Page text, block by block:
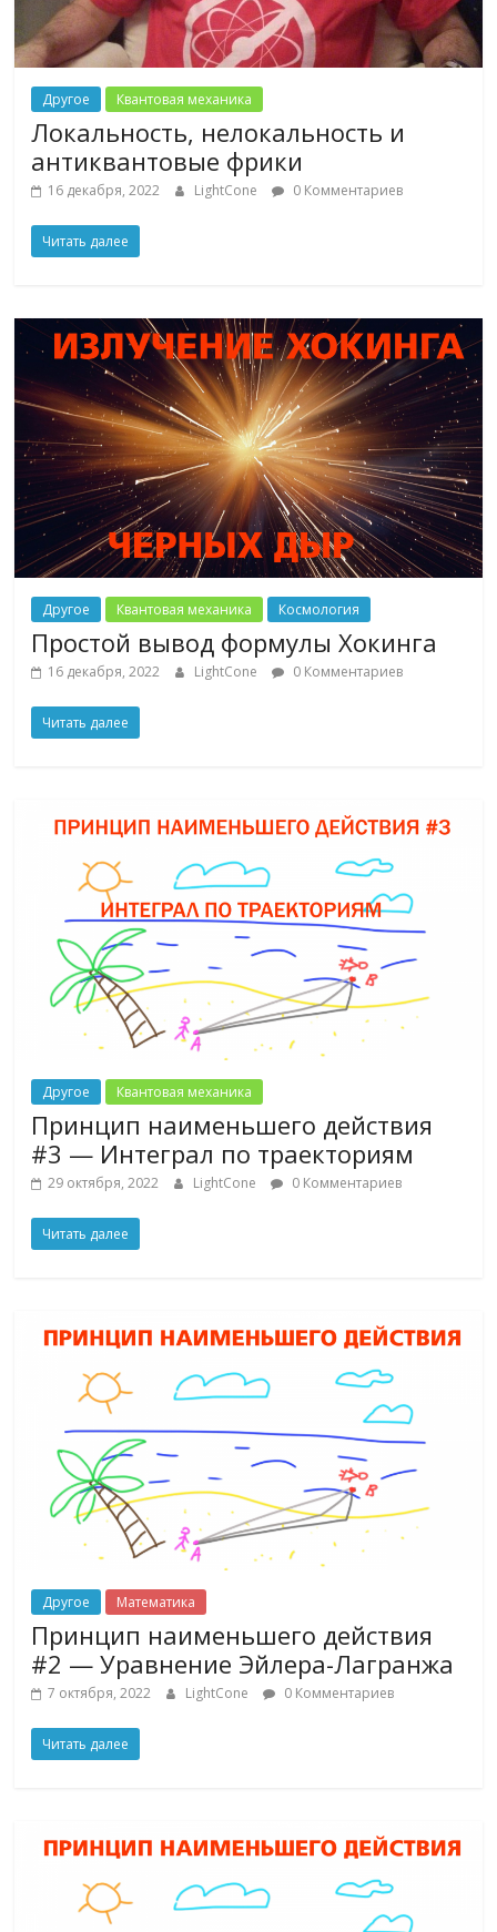
Другое Квантовая механика
Локальность, нелокальность и
антиквантовые фрики
16 декабря, 2022 LightCone 0 Комментариев
Читать далее
Другое Квантовая механика Космология
Простой вывод формулы Хокинга
16 декабря, 2022 LightCone 0 Комментариев
Читать далее
Другое Квантовая механика
Принцип наименьшего действия
#3 — Интеграл по траекториям
29 октября, 2022 LightCone 0 Комментариев
Читать далее
Другое Математика
Принцип наименьшего действия
#2 — Уравнение Эйлера-Лагранжа
7 октября, 2022 LightCone 0 Комментариев
Читать далее